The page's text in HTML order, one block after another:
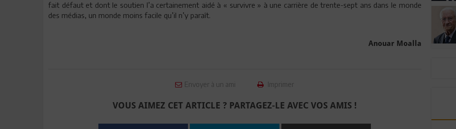
fait défaut et dont le soutien l’a certainement aidé à « survivre » à une carrière de trente-sept ans dans le monde
des médias, un monde moins facile qu’il n’y paraît.
Anouar Moalla
Envoyer à un ami Imprimer
VOUS AIMEZ CET ARTICLE ? PARTAGEZ-LE AVEC VOS AMIS !